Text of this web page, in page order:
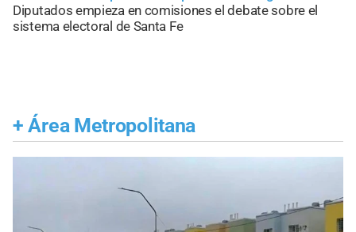
Diputados empieza en comisiones el debate sobre el
sistema electoral de Santa Fe
+ Área Metropolitana